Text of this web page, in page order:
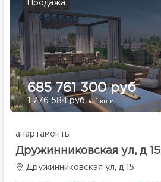
Продажа
685 761 300 руб
1 776 584 руб за 1 кв.м.
апартаменты
Дружинниковская ул, д 15
Дружинниковская ул, д 15